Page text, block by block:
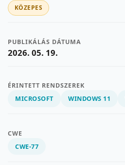
KÖZEPES
PUBLIKÁLÁS DÁTUMA
2026. 05. 19.
ÉRINTETT RENDSZEREK
MICROSOFT WINDOWS 11
CWE
CWE-77